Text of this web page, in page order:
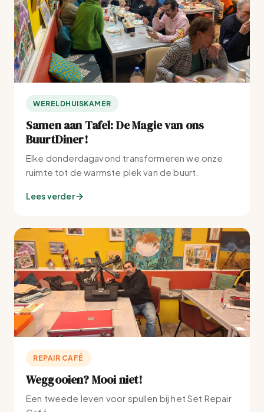
WERELDHUISKAMER
Samen aan Tafel: De Magie van ons
BuurtDiner!
Elke donderdagavond transformeren we onze
ruimte tot de warmste plek van de buurt.
Lees verder
REPAIR CAFÉ
Weggooien? Mooi niet!
Een tweede leven voor spullen bij het Set Repair